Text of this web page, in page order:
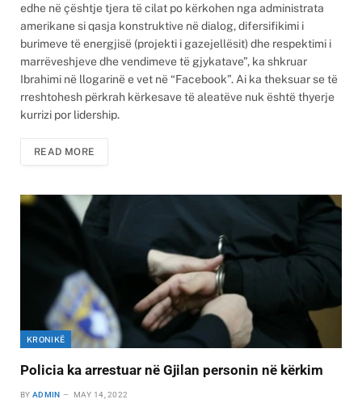
edhe në çështje tjera të cilat po kërkohen nga administrata
amerikane si qasja konstruktive në dialog, difersifikimi i
burimeve të energjisë (projekti i gazejellësit) dhe respektimi i
marrëveshjeve dhe vendimeve të gjykatave”, ka shkruar
Ibrahimi në llogarinë e vet në “Facebook”. Ai ka theksuar se të
rreshtohesh përkrah kërkesave të aleatëve nuk është thyerje
kurrizi por lidership.
READ MORE
KRONIKË
Policia ka arrestuar në Gjilan personin në kërkim
BY ADMIN MAY 14, 2022